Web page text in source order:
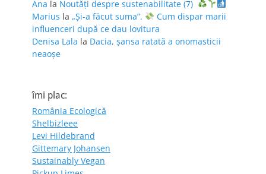
Ana la Noutăți despre sustenabilitate (7)
Marius la „Și-a făcut suma”.
Cum dispar marii
influenceri după ce dau lovitura
Denisa Lala la Dacia, șansa ratată a onomasticii
neaoșe
îmi plac:
România Ecologică
Shelbizleee
Levi Hildebrand
Gittemary Johansen
Sustainably Vegan